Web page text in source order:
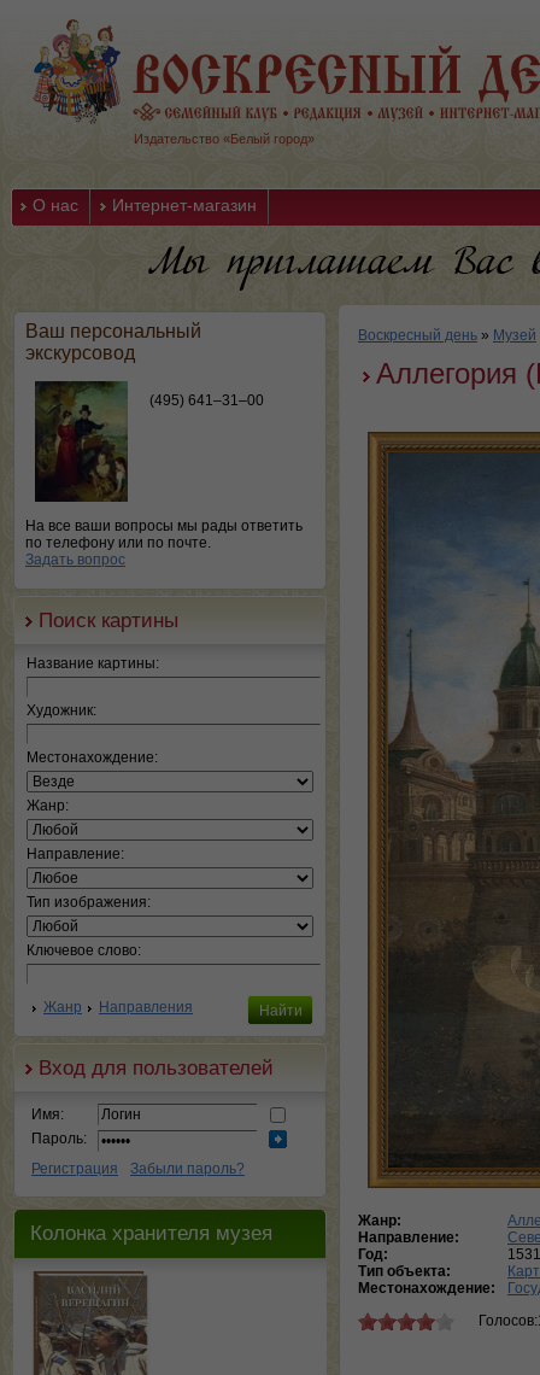
Издательство «Белый город»
О нас Интернет-магазин
Ваш персональный
экскурсовод
(495) 641–31–00
На все ваши вопросы мы рады ответить
по телефону или по почте.
Задать вопрос
Поиск картины
Название картины:
Художник:
Местонахождение:
Жанр:
Направление:
Тип изображения:
Ключевое слово:
Жанр Направления
Вход для пользователей
Имя:
Пароль:
Регистрация
Забыли пароль?
Колонка хранителя музея
Воскресный день » Музей
Аллегория
Жанр:
Направление:
Год:
1531
Тип объекта:
Местонахождение: